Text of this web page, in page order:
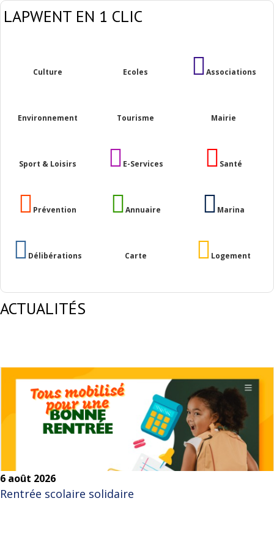
LAPWENT EN 1 CLIC
Culture Ecoles Associations
Environnement Tourisme Mairie
Sport & Loisirs E-Services Santé
Prévention Annuaire Marina
Délibérations Carte Logement
ACTUALITÉS
6 août 2026
Rentrée scolaire solidaire